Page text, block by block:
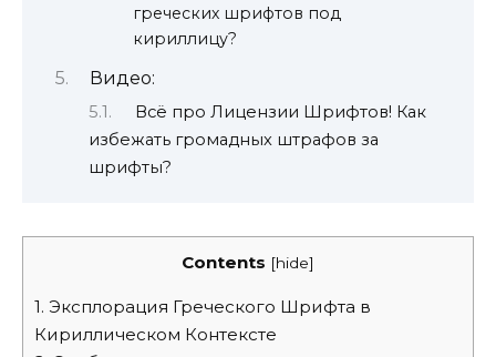
греческих шрифтов под
кириллицу?
Видео:
Всё про Лицензии Шрифтов! Как
избежать громадных штрафов за
шрифты?
Contents [hide]
1. Эксплорация Греческого Шрифта в
Кириллическом Контексте